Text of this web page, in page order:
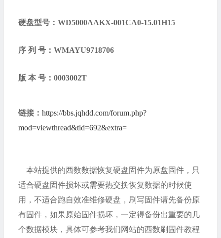
硬盘型号： WD5000AAKX-001CA0-15.01H15
序 列 号： WMAYU9718706
版 本 号： 0003002T
链接： https://bbs.jqhdd.com/forum.php?
mod=viewthread&tid=692&extra=
本站提供的西数数据恢复硬盘固件为原盘固件，只
适合硬盘固件损坏或需要热交换恢复数据的时候使
用，不适合跑自效准维修硬盘，刷写固件请先备份原
有固件，如果原始固件损坏，一定得备份出重要的几
个数据模块，具体可参考我们网站的西数刷固件教程